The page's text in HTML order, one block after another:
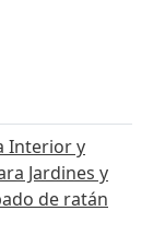
Interior y
Jardines y
de ratán